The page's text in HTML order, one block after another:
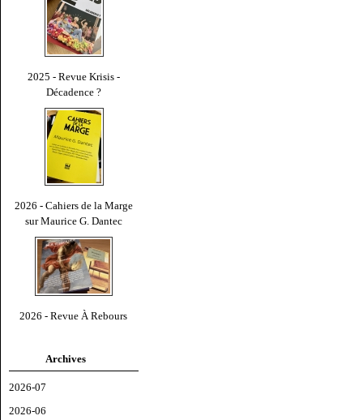
2025 - Revue Krisis -
Décadence ?
2026 - Cahiers de la Marge
sur Maurice G. Dantec
2026 - Revue À Rebours
Archives
2026-07
2026-06